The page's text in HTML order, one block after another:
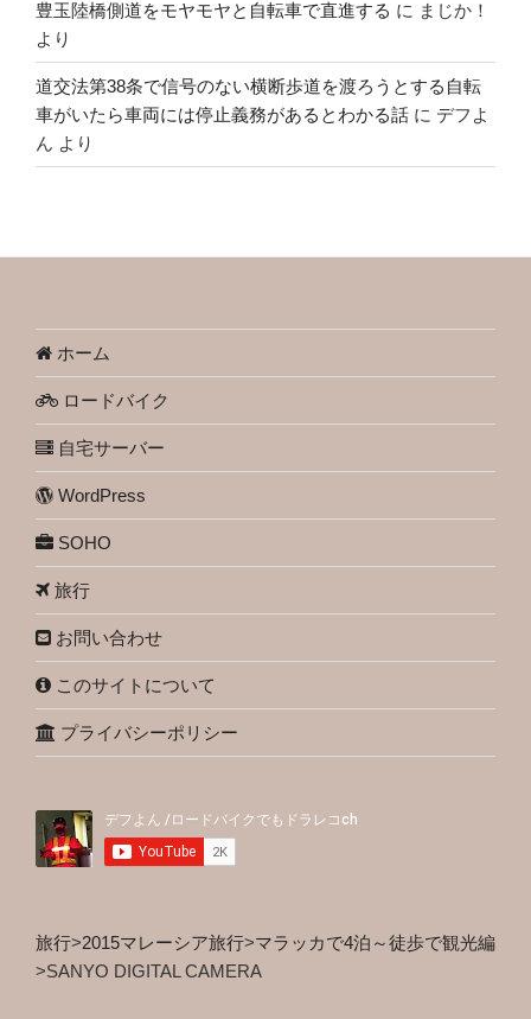
豊玉陸橋側道をモヤモヤと自転車で直進する に まじか！
より
道交法第38条で信号のない横断歩道を渡ろうとする自転
車がいたら車両には停止義務があるとわかる話 に デフよ
ん より
ホーム
ロードバイク
自宅サーバー
WordPress
SOHO
旅行
お問い合わせ
このサイトについて
プライバシーポリシー
旅行>2015マレーシア旅行>マラッカで4泊～徒歩で観光編
>SANYO DIGITAL CAMERA